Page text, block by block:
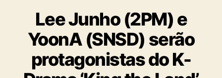
t
e
g
o
r
i
Lee Junho (2PM) e
YoonA (SNSD) serão
protagonistas do K-